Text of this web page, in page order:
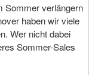
Sommer verlängern
haben wir viele
Wer nicht dabei
Sommer-Sales